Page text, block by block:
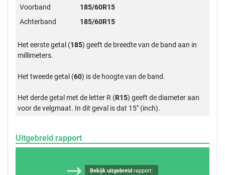
Voorband
185/60R15
Achterband
185/60R15
Het eerste getal (185) geeft de breedte van de band aan in
millimeters.
Het tweede getal (60) is de hoogte van de band.
Het derde getal met de letter R (R15) geeft de diameter aan
voor de velgmaat. In dit geval is dat 15" (inch).
Uitgebreid rapport
Bekijk uitgebreid rapport: